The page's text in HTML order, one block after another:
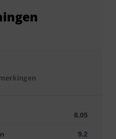
8.05
9.2